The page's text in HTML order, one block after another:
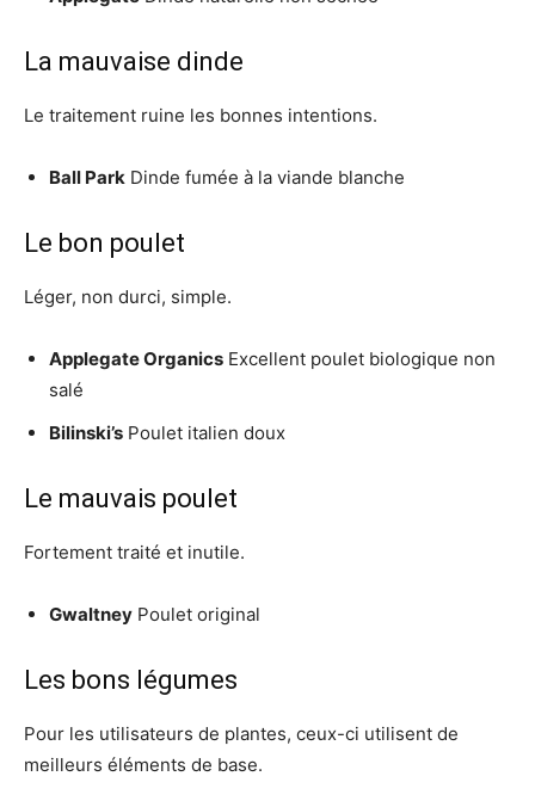
La mauvaise dinde
Le traitement ruine les bonnes intentions.
Ball Park Dinde fumée à la viande blanche
Le bon poulet
Léger, non durci, simple.
Applegate Organics Excellent poulet biologique non
salé
Bilinski’s Poulet italien doux
Le mauvais poulet
Fortement traité et inutile.
Gwaltney Poulet original
Les bons légumes
Pour les utilisateurs de plantes, ceux-ci utilisent de
meilleurs éléments de base.